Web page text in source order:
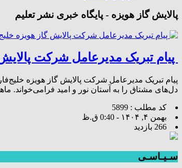
پالایش گاز هویزه - پایگاه خبری نشر تعلیم
پیام تبریک مدیرعامل شرکت
پیام تبریک مدیرعامل شرکت پالایش گاز هویزه
دل‌های مشتاق را به آستان نور و امید فرامی‌خواند.
کد مطلب : 5899
بهمن ۴, ۱۴۰۴ - 0:40 ق.ظ
266 بازدید
سـیـاسـی